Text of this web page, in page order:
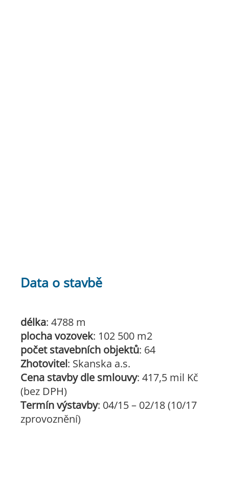
Data o stavbě
délka: 4788 m
plocha vozovek: 102 500 m2
počet stavebních objektů: 64
Zhotovitel: Skanska a.s.
Cena stavby dle smlouvy: 417,5 mil Kč
(bez DPH)
Termín výstavby: 04/15 – 02/18 (10/17
zprovoznění)